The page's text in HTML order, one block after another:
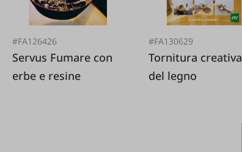
#FA126426
Servus Fumare con
erbe e resine
#FA130629
Tornitura creativa
del legno